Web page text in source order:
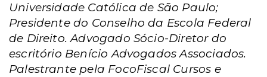
Universidade Católica de São Paulo;
Presidente do Conselho da Escola Federal
de Direito. Advogado Sócio-Diretor do
escritório Benício Advogados Associados.
Palestrante pela FocoFiscal Cursos e